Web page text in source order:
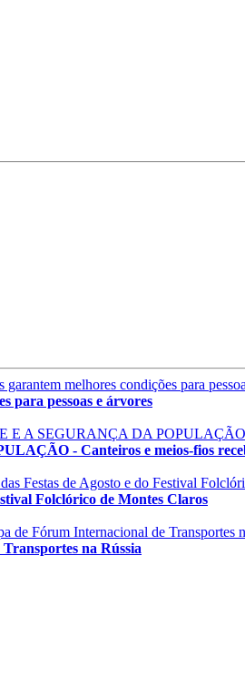
pessoas e árvores
- Canteiros e meios-fios
Folclórico de Montes Claros
na Rússia